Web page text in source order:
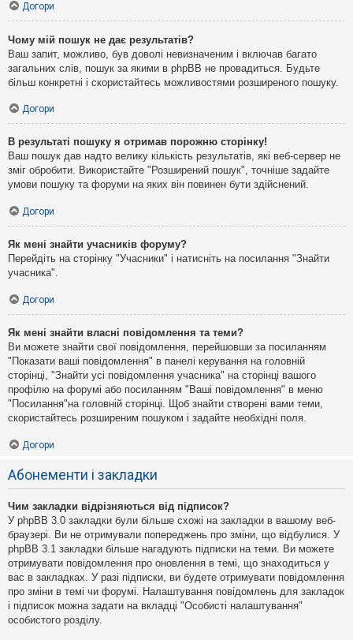
Догори
Чому мій пошук не дає результатів?
Ваш запит, можливо, був доволі невизначеним і включав багато
загальних слів, пошук за якими в phpBB не провадиться. Будьте
більш конкретні і скористайтесь можливостями розширеного пошуку.
Догори
В результаті пошуку я отримав порожню сторінку!
Ваш пошук дав надто велику кількість результатів, які веб-сервер не
зміг обробити. Використайте "Розширений пошук", точніше задайте
умови пошуку та форуми на яких він повинен бути здійснений.
Догори
Як мені знайти учасників форуму?
Перейдіть на сторінку "Учасники" і натисніть на посилання "Знайти
учасника".
Догори
Як мені знайти власні повідомлення та теми?
Ви можете знайти свої повідомлення, перейшовши за посиланням
"Показати ваші повідомлення" в панелі керування на головній
сторінці, "Знайти усі повідомлення учасника" на сторінці вашого
профілю на форумі або посиланням "Ваші повідомлення" в меню
"Посилання"на головній сторінці. Щоб знайти створені вами теми,
скористайтесь розширеним пошуком і задайте необхідні поля.
Догори
Абонементи і закладки
Чим закладки відрізняються від підписок?
У phpBB 3.0 закладки були більше схожі на закладки в вашому веб-
браузері. Ви не отримували попереджень про зміни, що відбулися. У
phpBB 3.1 закладки більше нагадують підписки на теми. Ви можете
отримувати повідомлення про оновлення в темі, що знаходиться у
вас в закладках. У разі підписки, ви будете отримувати повідомлення
про зміни в темі чи форумі. Налаштування повідомлень для закладок
і підписок можна задати на вкладці "Особисті налаштування"
особистого розділу.